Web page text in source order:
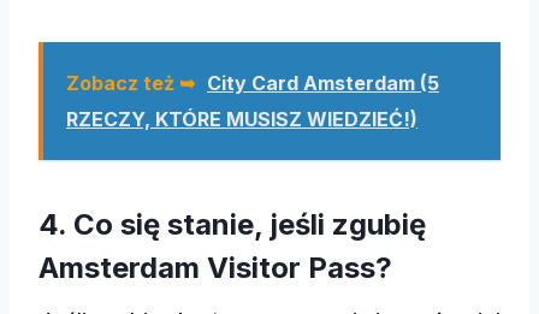
Zobacz też ➥ City Card Amsterdam (5
RZECZY, KTÓRE MUSISZ WIEDZIEĆ!)
4. Co się stanie, jeśli zgubię
Amsterdam Visitor Pass?